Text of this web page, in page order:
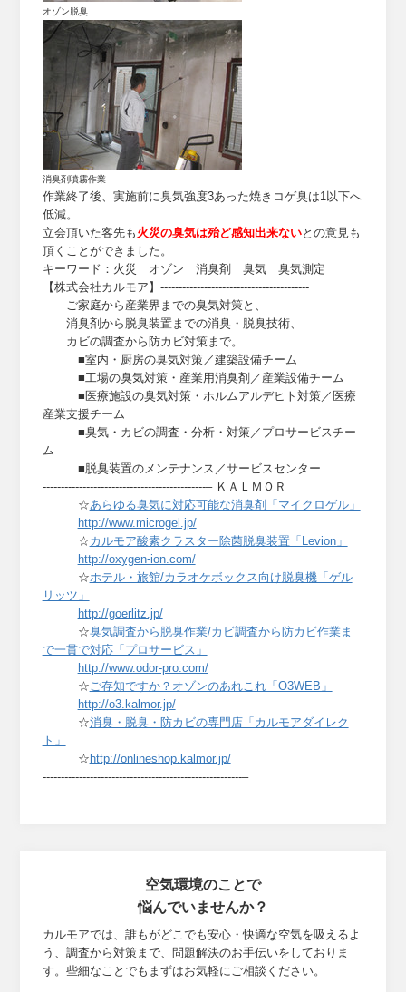
オゾン脱臭
消臭剤噴霧作業
作業終了後、実施前に臭気強度3あった焼きコゲ臭は1以下へ
低減。
立会頂いた客先も 火災の臭気は殆ど感知出来ないとの意見も
頂くことができました。
キーワード：火災 オゾン 消臭剤 臭気 臭気測定
【株式会社カルモア】-----------------------------------------
ご家庭から産業界までの臭気対策と、
消臭剤から脱臭装置までの消臭・脱臭技術、
カビの調査から防カビ対策まで。
■室内・厨房の臭気対策／建築設備チーム
■工場の臭気対策・産業用消臭剤／産業設備チーム
■医療施設の臭気対策・ホルムアルデヒト対策／医療
産業支援チーム
■臭気・カビの調査・分析・対策／プロサービスチー
ム
■脱臭装置のメンテナンス／サービスセンター
---------------------------------------------– ＫＡＬＭＯＲ
☆あらゆる臭気に対応可能な消臭剤「マイクロゲル」
http://www.microgel.jp/
☆カルモア酸素クラスター除菌脱臭装置「Levion」
http://oxygen-ion.com/
☆ホテル・旅館/カラオケボックス向け脱臭機「ゲル
リッツ」
http://goerlitz.jp/
☆臭気調査から脱臭作業/カビ調査から防カビ作業ま
で一貫で対応「プロサービス」
http://www.odor-pro.com/
☆ご存知ですか？オゾンのあれこれ「O3WEB」
http://o3.kalmor.jp/
☆消臭・脱臭・防カビの専門店「カルモアダイレク
ト」
☆ http://onlineshop.kalmor.jp/
-------------------------------------------------------–
空気環境のことで
悩んでいませんか？
カルモアでは、誰もがどこでも安心・快適な空気を吸えるよ
う、調査から対策まで、 問題解決のお手伝いをしておりま
す。些細なことでもまずはお気軽にご相談ください。